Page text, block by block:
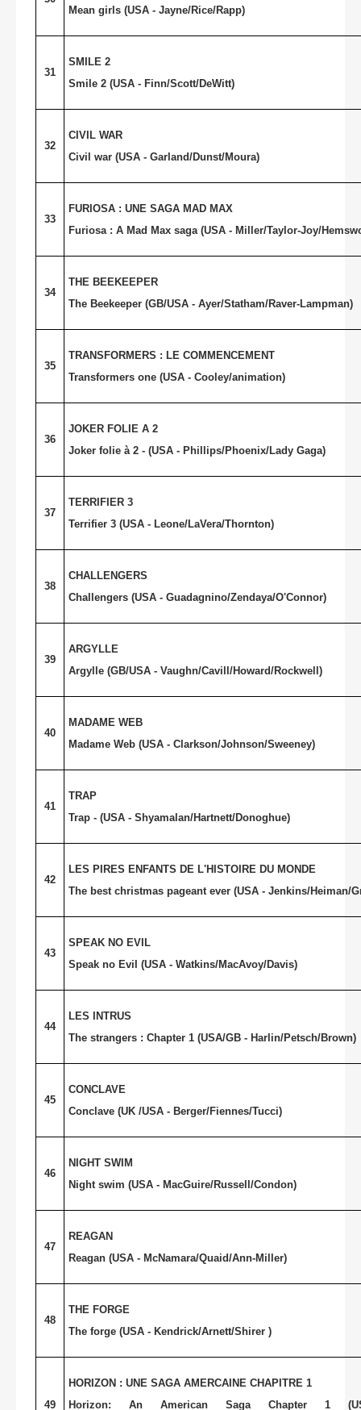
Mean girls (USA - Jayne/Rice/Rapp)
31
SMILE 2
Smile 2 (USA - Finn/Scott/DeWitt)
32
CIVIL WAR
Civil war (USA - Garland/Dunst/Moura)
33
FURIOSA : UNE SAGA MAD MAX
Furiosa : A Mad Max saga (USA - Miller/Taylor-Joy/
34
THE BEEKEEPER
The Beekeeper (GB/USA - Ayer/Statham/Raver-Lampman)
35
TRANSFORMERS : LE COMMENCEMENT
Transformers one (USA - Cooley/animation)
36
JOKER FOLIE A 2
Joker folie à 2 - (USA - Phillips/Phoenix/Lady Gaga)
37
TERRIFIER 3
Terrifier 3 (USA - Leone/LaVera/Thornton)
38
CHALLENGERS
Challengers (USA - Guadagnino/Zendaya/O'Connor)
39
ARGYLLE
Argylle (GB/USA - Vaughn/Cavill/Howard/Rockwell)
40
MADAME WEB
Madame Web (USA - Clarkson/Johnson/Sweeney)
41
TRAP
Trap - (USA - Shyamalan/Hartnett/Donoghue)
42
LES PIRES ENFANTS DE L'HISTOIRE DU MONDE
The best christmas pageant ever (USA - Jenkins/Heiman/
43
SPEAK NO EVIL
Speak no Evil (USA - Watkins/MacAvoy/Davis)
44
LES INTRUS
The strangers : Chapter 1 (USA/GB - Harlin/Petsch/Brown)
45
CONCLAVE
Conclave (UK /USA - Berger/Fiennes/Tucci)
46
NIGHT SWIM
Night swim (USA - MacGuire/Russell/Condon)
47
REAGAN
Reagan (USA - McNamara/Quaid/Ann-Miller)
48
THE FORGE
The forge (USA - Kendrick/Arnett/Shirer )
49
HORIZON : UNE SAGA AMERCAINE CHAPITRE 1
Horizon: An American Saga Chapter 1